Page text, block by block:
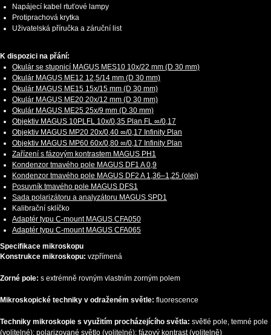
Napájecí kabel rtuťové lampy
Protiprachová krytka
Uživatelská příručka a záruční list
K dispozici na přání:
Okulár se stupnicí MAGUS MES10 10х/22 mm (D 30 mm)
Okulár MAGUS ME12 12,5/14 mm (D 30 mm)
Okulár MAGUS ME15 15x/15 mm (D 30 mm)
Okulár MAGUS ME20 20х/12 mm (D 30 mm)
Okulár MAGUS ME25 25х/9 mm (D 30 mm)
Objektiv MAGUS 10PLFL 10х/0,35 Plan FL ∞/0,17
Objektiv MAGUS MP20 20х/0,40 ∞/0,17 Infinity Plan
Objektiv MAGUS MP60 60х/0,80 ∞/0,17 Infinity Plan
Zařízení s fázovým kontrastem MAGUS PH1
Kondenzor tmavého pole MAGUS DF1 A 0,9
Kondenzor tmavého pole MAGUS DF2 A 1,36–1,25 (olej)
Posuvník tmavého pole MAGUS DFS1
Sada polarizátoru a analyzátoru MAGUS SPD1
Kalibrační sklíčko
Adaptér typu C-mount MAGUS CFA050
Adaptér typu C-mount MAGUS CFA065
Specifikace mikroskopu
Konstrukce mikroskopu: vzpřímená
Zorné pole: s extrémně rovným vlastním zorným polem
Mikroskopické techniky v odraženém světle: fluorescence
Techniky mikroskopie s využitím procházejícího světla: světlé pole, temné pole
(volitelné); polarizované světlo (volitelné); fázový kontrast (volitelně)